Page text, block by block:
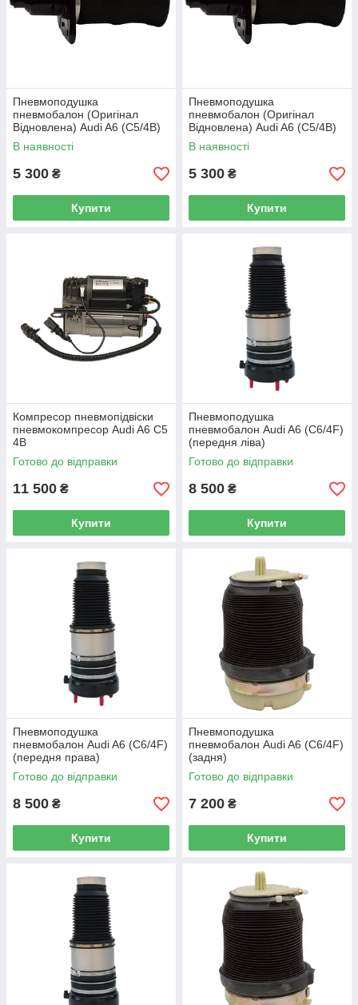
Пневмоподушка
пневмобалон (Оригінал
Відновлена) Audi A6 (C5/4B)
(задня ліва)
В наявності
5 300 ₴
Купити
Пневмоподушка
пневмобалон (Оригінал
Відновлена) Audi A6 (C5/4B)
(задня права)
В наявності
5 300 ₴
Купити
Компресор пневмопідвіски
пневмокомпресор Audi A6 C5
4B
Готово до відправки
11 500 ₴
Купити
Пневмоподушка
пневмобалон Audi A6 (C6/4F)
(передня ліва)
Готово до відправки
8 500 ₴
Купити
Пневмоподушка
пневмобалон Audi A6 (C6/4F)
(передня права)
Готово до відправки
8 500 ₴
Купити
Пневмоподушка
пневмобалон Audi A6 (C6/4F)
(задня)
Готово до відправки
7 200 ₴
Купити